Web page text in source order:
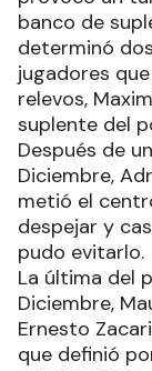
banco de
determinó
jugadores
relevos,
suplente del
Después de
Diciembre,
metió el
despejar y
pudo evitarlo.
La última del
Diciembre,
Ernesto
que definió